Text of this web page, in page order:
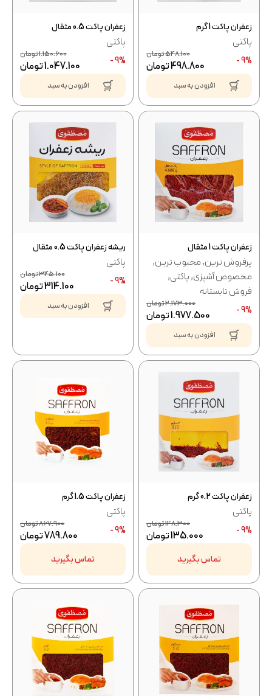
زعفران پاکت 1 گرم
پاکتی
9% -
548.100تومان
498.800تومان
افزودن به سبد
زعفران پاکت 0.5 مثقال
پاکتی
9% -
1.150.600تومان
1.047.100تومان
افزودن به سبد
زعفران پاکت 1 مثقال
پرفروش ترین,محبوب ترین,
مخصوص آشپزی,پاکتی,
فروش تابستانه
9% -
2.173.000تومان
1.977.500تومان
افزودن به سبد
ریشه زعفران پاکت 0.5 مثقال
پاکتی
9% -
345.100تومان
314.100تومان
افزودن به سبد
زعفران پاکت 0.2 گرم
پاکتی
9% -
148.300تومان
135.000تومان
تماس بگیرید
زعفران پاکت 1.5 گرم
پاکتی
9% -
867.900تومان
789.800تومان
تماس بگیرید